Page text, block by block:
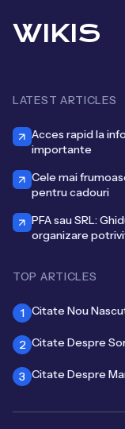
WIKIS
LATEST ARTICLES
Acces rapid la
importante
Cele mai
pentru cadouri
PFA sau SRL:
organizare
TOP ARTICLES
1 Citate Nou
2 Citate Despre
3 Citate Despre